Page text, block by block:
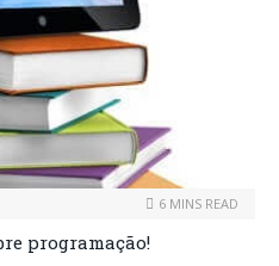
6 MINS READ
programação!